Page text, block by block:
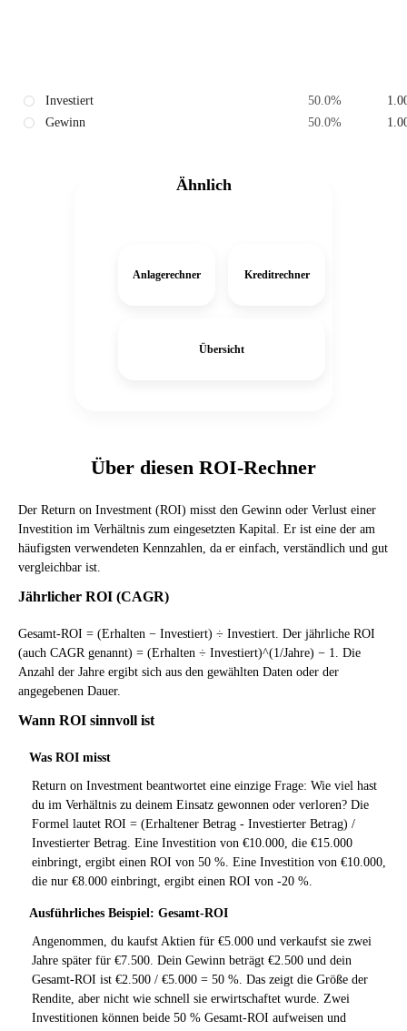
Investiert 50.0%
Gewinn
50.0%
Ähnlich
Anlagerechner Kreditrechner
Übersicht
Über diesen ROI-Rechner
Der Return on Investment (ROI) misst den Gewinn oder Verlust einer
Investition im Verhältnis zum eingesetzten Kapital. Er ist eine der am
häufigsten verwendeten Kennzahlen, da er einfach, verständlich und gut
vergleichbar ist.
Jährlicher ROI (CAGR)
Gesamt-ROI = (Erhalten − Investiert) ÷ Investiert. Der jährliche ROI
(auch CAGR genannt) = (Erhalten ÷ Investiert)^(1/Jahre) − 1. Die
Anzahl der Jahre ergibt sich aus den gewählten Daten oder der
angegebenen Dauer.
Wann ROI sinnvoll ist
Was ROI misst
Return on Investment beantwortet eine einzige Frage: Wie viel hast
du im Verhältnis zu deinem Einsatz gewonnen oder verloren? Die
Formel lautet ROI = (Erhaltener Betrag - Investierter Betrag) /
Investierter Betrag. Eine Investition von €10.000, die €15.000
einbringt, ergibt einen ROI von 50 %. Eine Investition von €10.000,
die nur €8.000 einbringt, ergibt einen ROI von -20 %.
Ausführliches Beispiel: Gesamt-ROI
Angenommen, du kaufst Aktien für €5.000 und verkaufst sie zwei
Jahre später für €7.500. Dein Gewinn beträgt €2.500 und dein
Gesamt-ROI ist €2.500 / €5.000 = 50 %. Das zeigt die Größe der
Rendite, aber nicht wie schnell sie erwirtschaftet wurde. Zwei
Investitionen können beide 50 % Gesamt-ROI aufweisen und